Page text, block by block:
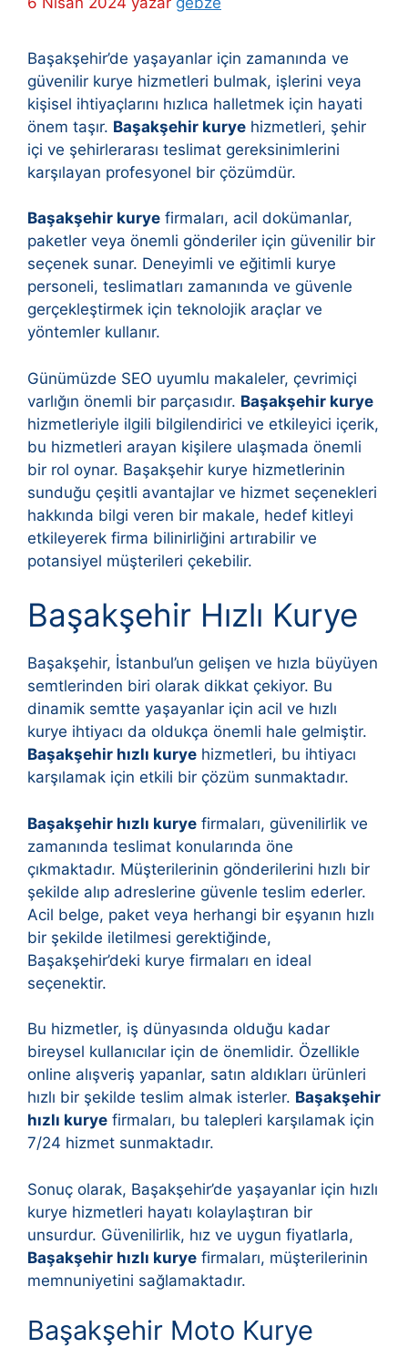
Başakşehir’de yaşayanlar için zamanında ve
güvenilir kurye hizmetleri bulmak, işlerini veya
kişisel ihtiyaçlarını hızlıca halletmek için hayati
önem taşır. Başakşehir kurye hizmetleri, şehir
içi ve şehirlerarası teslimat gereksinimlerini
karşılayan profesyonel bir çözümdür.
Başakşehir kurye firmaları, acil dokümanlar,
paketler veya önemli gönderiler için güvenilir bir
seçenek sunar. Deneyimli ve eğitimli kurye
personeli, teslimatları zamanında ve güvenle
gerçekleştirmek için teknolojik araçlar ve
yöntemler kullanır.
Günümüzde SEO uyumlu makaleler, çevrimiçi
varlığın önemli bir parçasıdır. Başakşehir kurye
hizmetleriyle ilgili bilgilendirici ve etkileyici içerik,
bu hizmetleri arayan kişilere ulaşmada önemli
bir rol oynar. Başakşehir kurye hizmetlerinin
sunduğu çeşitli avantajlar ve hizmet seçenekleri
hakkında bilgi veren bir makale, hedef kitleyi
etkileyerek firma bilinirliğini artırabilir ve
potansiyel müşterileri çekebilir.
Başakşehir Hızlı Kurye
Başakşehir, İstanbul’un gelişen ve hızla büyüyen
semtlerinden biri olarak dikkat çekiyor. Bu
dinamik semtte yaşayanlar için acil ve hızlı
kurye ihtiyacı da oldukça önemli hale gelmiştir.
Başakşehir hızlı kurye hizmetleri, bu ihtiyacı
karşılamak için etkili bir çözüm sunmaktadır.
Başakşehir hızlı kurye firmaları, güvenilirlik ve
zamanında teslimat konularında öne
çıkmaktadır. Müşterilerinin gönderilerini hızlı bir
şekilde alıp adreslerine güvenle teslim ederler.
Acil belge, paket veya herhangi bir eşyanın hızlı
bir şekilde iletilmesi gerektiğinde,
Başakşehir’deki kurye firmaları en ideal
seçenektir.
Bu hizmetler, iş dünyasında olduğu kadar
bireysel kullanıcılar için de önemlidir. Özellikle
online alışveriş yapanlar, satın aldıkları ürünleri
hızlı bir şekilde teslim almak isterler. Başakşehir
hızlı kurye firmaları, bu talepleri karşılamak için
7/24 hizmet sunmaktadır.
Sonuç olarak, Başakşehir’de yaşayanlar için hızlı
kurye hizmetleri hayatı kolaylaştıran bir
unsurdur. Güvenilirlik, hız ve uygun fiyatlarla,
Başakşehir hızlı kurye firmaları, müşterilerinin
memnuniyetini sağlamaktadır.
Başakşehir Moto Kurye